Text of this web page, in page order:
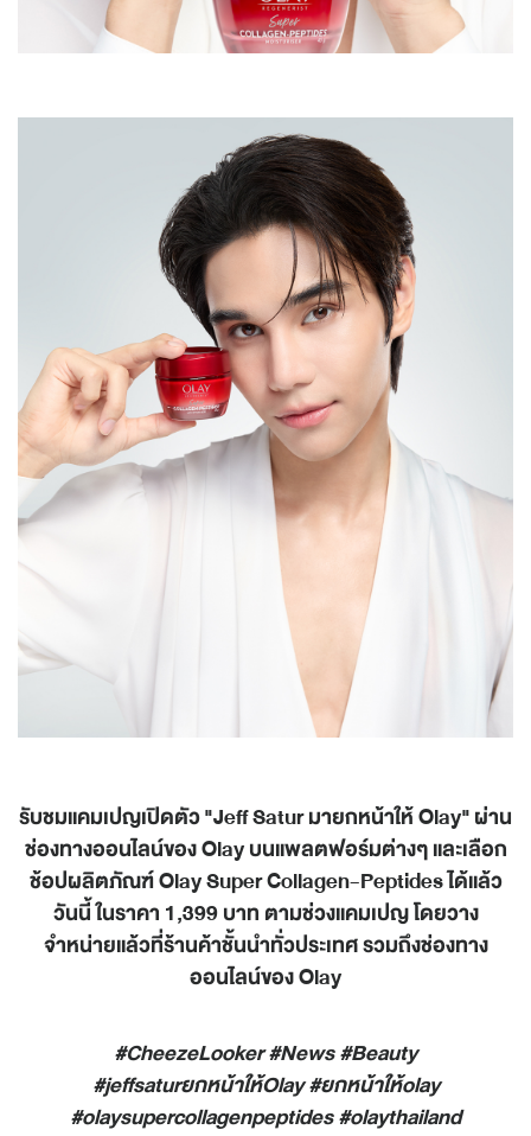
รับชมแคมเปญเปิดตัว"Jeff Saturมายกหน้าให้Olay"ผ่าน
ช่องทางออนไลน์ของOlayบนแพลตฟอร์มต่างๆ และเลือก
ช้อปผลิตภัณฑ์Olay Super Collagen-Peptidesได้แล้ว
วันนี้ ในราคา 1,399บาท ตามช่วงแคมเปญ โดยวาง
จำหน่ายแล้วที่ร้านค้าชั้นนำทั่วประเทศ รวมถึงช่องทาง
ออนไลน์ของOlay
#CheezeLooker #News #Beauty
#jeffsaturยกหน้าให้Olay #ยกหน้าให้olay
#olaysupercollagenpeptides #olaythailand